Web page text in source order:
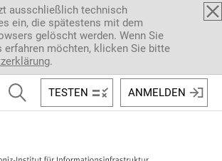
ausschließlich technisch
ein, die spätestens mit dem
gelöscht werden. Wenn Sie
erfahren möchten, klicken Sie bitte
.
TESTEN ANMELDEN